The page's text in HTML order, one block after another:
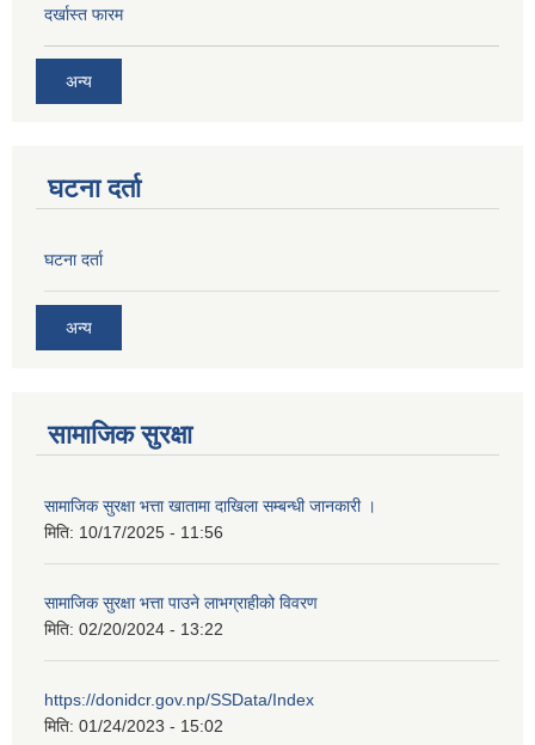
दर्खास्त फारम
अन्य
घटना दर्ता
घटना दर्ता
अन्य
सामाजिक सुरक्षा
सामाजिक सुरक्षा भत्ता खातामा दाखिला सम्बन्धी जानकारी ।
मिति: 10/17/2025 - 11:56
सामाजिक सुरक्षा भत्ता पाउने लाभग्राहीको विवरण
मिति: 02/20/2024 - 13:22
https://donidcr.gov.np/SSData/Index
मिति: 01/24/2023 - 15:02